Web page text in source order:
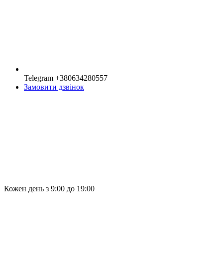
Telegram +380634280557
Замовити дзвінок
Кожен день з 9:00 до 19:00